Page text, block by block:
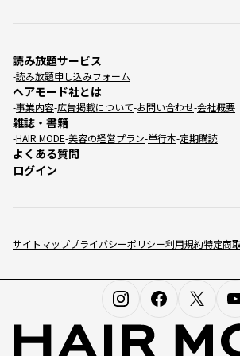
サイトマッププライバシーポリシー利用規約特定商
読み放題サービス
読み放題申し込みフォーム
ヘアモード社とは
事業内容 広告掲載について お問い合わせ 会社概要
雑誌・書籍
HAIR MODE 美容の経営プラン 単行本 定期購読
よくある質問
ログイン